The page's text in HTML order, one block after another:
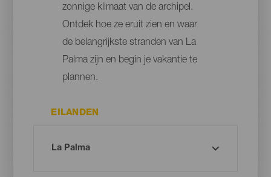
zonnige klimaat van de archipel.
Ontdek hoe ze eruit zien en waar
de belangrijkste stranden van La
Palma zijn en begin je vakantie te
plannen.
EILANDEN